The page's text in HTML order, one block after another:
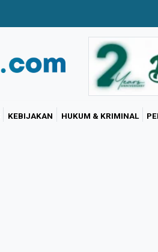
KEBIJAKAN HUKUM & KRIMINAL